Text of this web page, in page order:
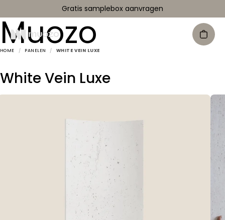
Gratis samplebox aanvragen
Muozo
HOME / PANELEN / WHITE VEIN LUXE
White Vein Luxe